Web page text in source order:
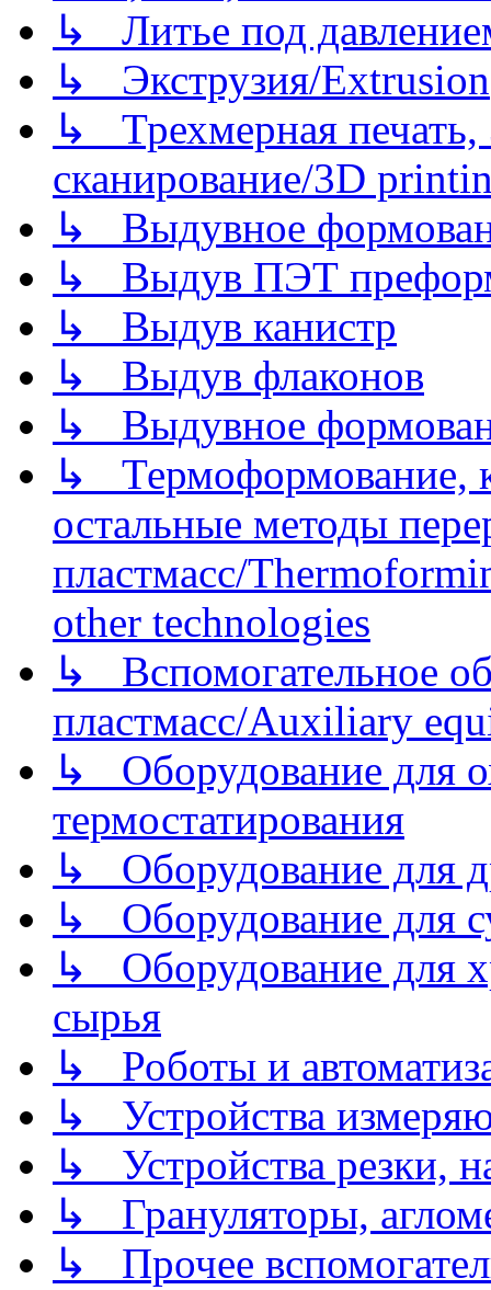
↳ Литье под
↳ Экструзия/Extrusion
↳ Трехмерная
сканирование/3D
↳ Выдувное
↳ Выдув ПЭТ
↳ Выдув канистр
↳ Выдув флаконов
↳ Выдувное
↳ Термоформование,
остальные методы
пластмасс/
other technologies
↳ Вспомогательное
пластмасс/Auxiliary
↳ Оборудование для
термостатирования
↳ Оборудование для
↳ Оборудование для
↳ Оборудование для
сырья
↳ Роботы и
↳ Устройства
↳ Устройства резки,
↳ Грануляторы,
↳ Прочее